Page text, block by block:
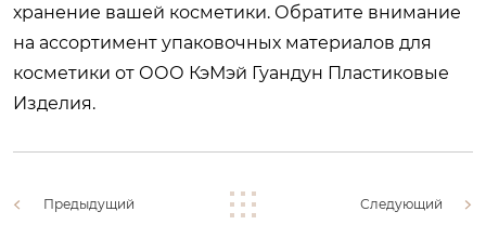
хранение вашей косметики. Обратите внимание
на ассортимент упаковочных материалов для
косметики от ООО КэМэй Гуандун Пластиковые
Изделия.
Предыдущий Следующий